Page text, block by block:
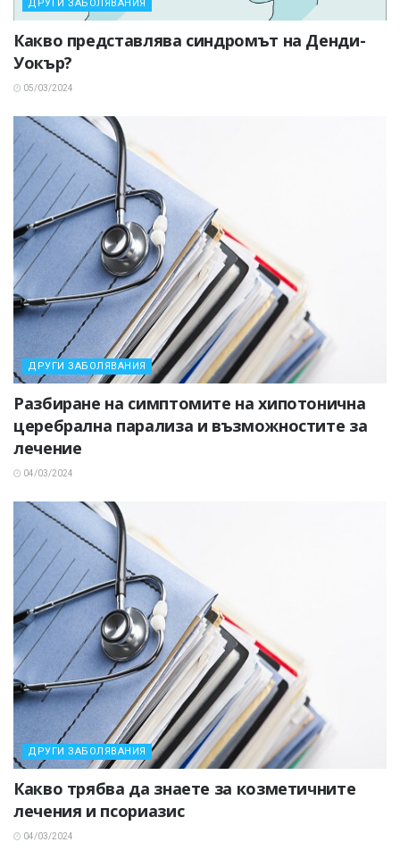
ДРУГИ ЗАБОЛЯВАНИЯ
Какво представлява синдромът на Денди-
Уокър?
05/03/2024
ДРУГИ ЗАБОЛЯВАНИЯ
Разбиране на симптомите на хипотонична
церебрална парализа и възможностите за
лечение
04/03/2024
ДРУГИ ЗАБОЛЯВАНИЯ
Какво трябва да знаете за козметичните
лечения и псориазис
04/03/2024